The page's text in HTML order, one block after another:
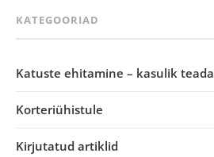
KATEGOORIAD
Katuste ehitamine – kasulik teada
Korteriühistule
Kirjutatud artiklid